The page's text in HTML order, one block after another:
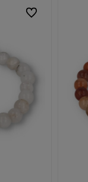
Do ulubionych
Do ulubionych